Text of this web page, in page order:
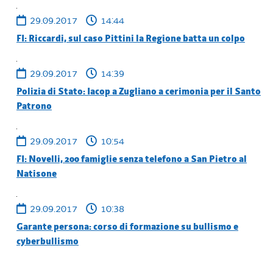
29.09.2017 14:44
FI: Riccardi, sul caso Pittini la Regione batta un colpo
29.09.2017 14:39
Polizia di Stato: Iacop a Zugliano a cerimonia per il Santo
Patrono
29.09.2017 10:54
FI: Novelli, 200 famiglie senza telefono a San Pietro al
Natisone
29.09.2017 10:38
Garante persona: corso di formazione su bullismo e
cyberbullismo